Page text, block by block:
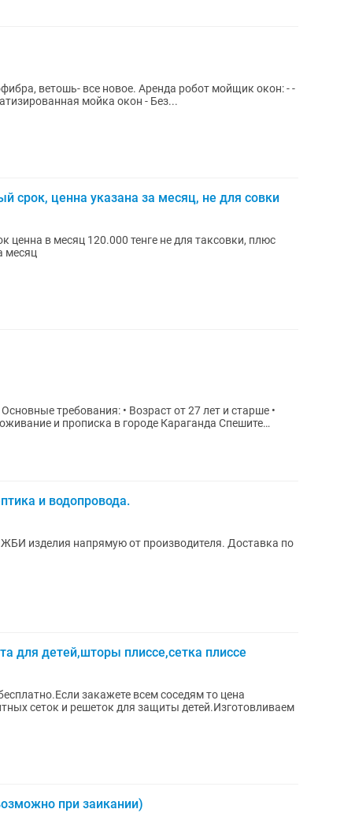
ветошь- все новое. Аренда робот мойщик окон: - -
мойка окон - Без...
срок, ценна указана за месяц, не для совки
ценна в месяц 120.000 тенге не для таксовки, плюс
месяц
и прописка в городе Караганда Спешите
и водопровода.
изделия напрямую от производителя. Доставка по
для детей,шторы плиссе,сетка плиссе
закажете всем соседям то цена
сеток и решеток для защиты детей.Изготовливаем
при заикании)